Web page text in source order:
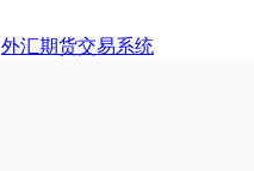
外汇期货交易系统